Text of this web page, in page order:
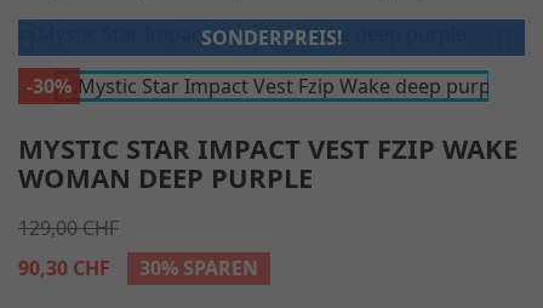
SONDERPREIS!
-30%
MYSTIC STAR IMPACT VEST FZIP WAKE
WOMAN DEEP PURPLE
129,00 CHF
90,30 CHF
30% SPAREN